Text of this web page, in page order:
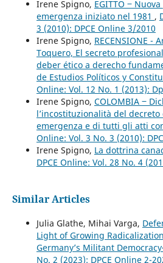
Irene Spigno, EGITTO ‒
emergenza iniziato nel 1981 ,
3 (2010): DPCE Online 3/2010
Irene Spigno, RECENSIONE -
Toquero, El secreto
deber ético a derecho
de Estudios Políticos y
Online: Vol. 12 No. 1 (2013):
Irene Spigno, COLOMBIA ‒
l’incostituzionalità del
emergenza e di tutti gli atti
Online: Vol. 3 No. 3 (2010):
Irene Spigno, La dottrina
DPCE Online: Vol. 28 No. 4
Similar Articles
Julia Glathe, Mihai Varga,
Light of Growing
Germany’s Militant
No. 2 (2023): DPCE Online 2-